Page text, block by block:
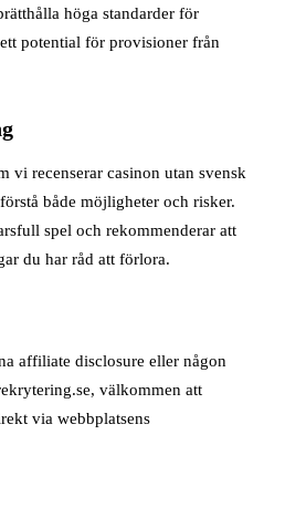
höga standarder för
potential för provisioner från
vi recenserar casinon utan svensk
både möjligheter och risker.
spel och rekommenderar att
du har råd att förlora.
affiliate disclosure eller någon
välkommen att
via webbplatsens